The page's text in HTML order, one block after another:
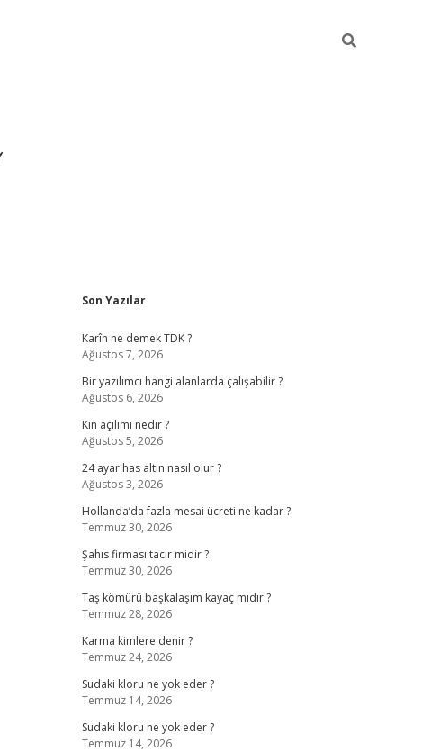
Sidebar
Son Yazılar
Karîn ne demek TDK ?
Ağustos 7, 2026
Bir yazılımcı hangi alanlarda çalışabilir ?
Ağustos 6, 2026
Kin açılımı nedir ?
Ağustos 5, 2026
24 ayar has altın nasıl olur ?
Ağustos 3, 2026
Hollanda’da fazla mesai ücreti ne kadar ?
Temmuz 30, 2026
Şahıs firması tacir midir ?
Temmuz 30, 2026
Taş kömürü başkalaşım kayaç mıdır ?
Temmuz 28, 2026
Karma kimlere denir ?
Temmuz 24, 2026
Sudaki kloru ne yok eder ?
Temmuz 14, 2026
Sudaki kloru ne yok eder ?
Temmuz 14, 2026
elexbet yeni adresi